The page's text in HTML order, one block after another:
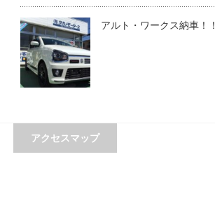
アルト・ワークス納車！！
アクセスマップ